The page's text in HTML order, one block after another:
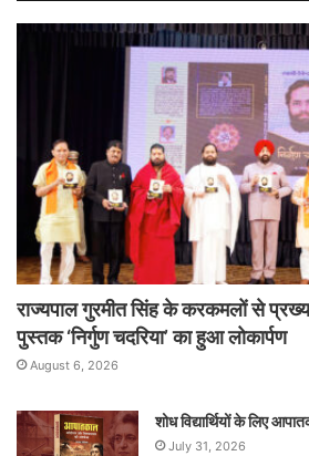
राज्यपाल गुरमीत सिंह के करकमलों से
पुस्तक ‘निर्गुण चदरिया’ का हुआ लोकार्पण
August 6, 2026
शोध विद्यार्थियों के लिए
July 31, 2026